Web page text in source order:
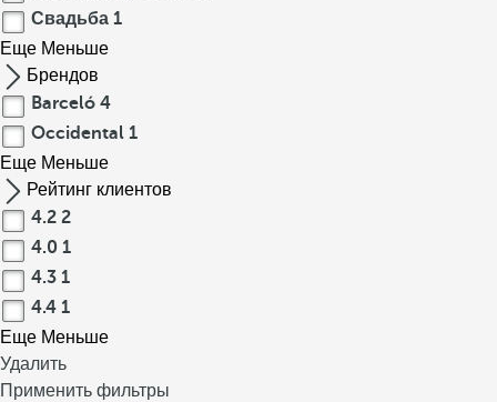
Свадьба 1
Еще Меньше
Брендов
Barceló 4
Occidental 1
Еще Меньше
Рейтинг клиентов
4.2 2
4.0 1
4.3 1
4.4 1
Еще Меньше
Удалить
Применить фильтры